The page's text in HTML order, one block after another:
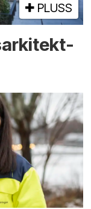
PLUSS